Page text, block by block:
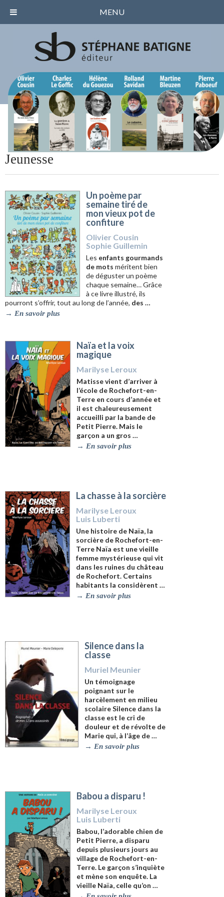
Jeunesse
Un poème par
semaine tiré de
mon vieux pot de
confiture
Olivier Cousin
Sophie Guillemin
Les enfants gourmands
de mots méritent bien
de déguster un poème
chaque semaine… Grâce
à ce livre illustré, ils
pourront s’offrir, tout au long de l’année, des …
→ En savoir plus
Naïa et la voix
magique
Marilyse Leroux
Matisse vient d’arriver à
l’école de Rochefort-en-
Terre en cours d’année et
il est chaleureusement
accueilli par la bande de
Petit Pierre. Mais le
garçon a un gros …
→ En savoir plus
La chasse à la sorcière
Marilyse Leroux
Luis Luberti
Une histoire de Naïa, la
sorcière de Rochefort-en-
Terre Naïa est une vieille
femme mystérieuse qui vit
dans les ruines du château
de Rochefort. Certains
habitants la considèrent …
→ En savoir plus
Silence dans la
classe
Muriel Meunier
Un témoignage
poignant sur le
harcèlement en milieu
scolaireSilence dans la
classe est le cri de
douleur et de révolte de
Marie qui, à l’âge de …
→ En savoir plus
Babou a disparu !
Marilyse Leroux
Luis Luberti
Babou, l’adorable chien de
Petit Pierre, a disparu
depuis plusieurs jours au
village de Rochefort-en-
Terre. Le garçon s’inquiète
et mène son enquête. La
vieille Naïa, celle qu’on …
MENU